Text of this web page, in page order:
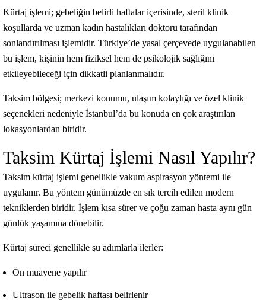
Kürtaj işlemi; gebeliğin belirli haftalar içerisinde, steril klinik
koşullarda ve uzman kadın hastalıkları doktoru tarafından
sonlandırılması işlemidir. Türkiye’de yasal çerçevede uygulanabilen
bu işlem, kişinin hem fiziksel hem de psikolojik sağlığını
etkileyebileceği için dikkatli planlanmalıdır.
Taksim bölgesi; merkezi konumu, ulaşım kolaylığı ve özel klinik
seçenekleri nedeniyle İstanbul’da bu konuda en çok araştırılan
lokasyonlardan biridir.
Taksim Kürtaj İşlemi Nasıl Yapılır?
Taksim kürtaj işlemi genellikle vakum aspirasyon yöntemi ile
uygulanır. Bu yöntem günümüzde en sık tercih edilen modern
tekniklerden biridir. İşlem kısa sürer ve çoğu zaman hasta aynı gün
günlük yaşamına dönebilir.
Kürtaj süreci genellikle şu adımlarla ilerler:
Ön muayene yapılır
Ultrason ile gebelik haftası belirlenir